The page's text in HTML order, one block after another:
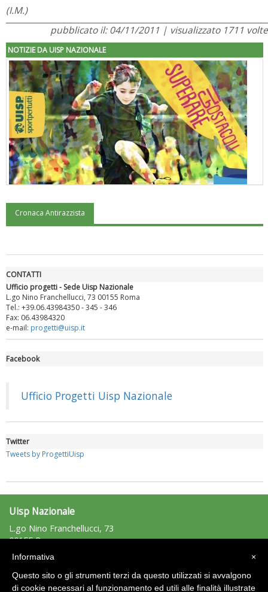
(I.M.)
pubblicato il: 04/11/2011 | visualizzato 1711 volte
NOTIZIE DA UISP NAZIONALE
"Superare gli ostacoli": la relazione di Tiziano Pesce al CN Uisp
rivoluzioni"
Tiziano Pesce a Radio InBlu2000 traccia il bilancio della stagione
Cronaca Antirazzista
CONTATTI
Ufficio progetti - Sede Uisp Nazionale
L.go Nino Franchellucci, 73 00155 Roma
Tel.: +39.06.43984350 - 345 - 346
Fax: 06.43984320
e-mail: progetti@uisp.it
Facebook
Ufficio Progetti Uisp Nazionale
Twitter
Tweets by ProgettiUisp
Uisp Nazionale
L.go Nino Franchellucci, 73
00155 Roma
Tel: 06.439841 - Fax: 06.43984320
C.F.: 97029170582
×
Informativa
Questo sito o gli strumenti terzi da questo utilizzati si avvalgono
di cookie necessari al funzionamento ed utili alle finalità illustrate